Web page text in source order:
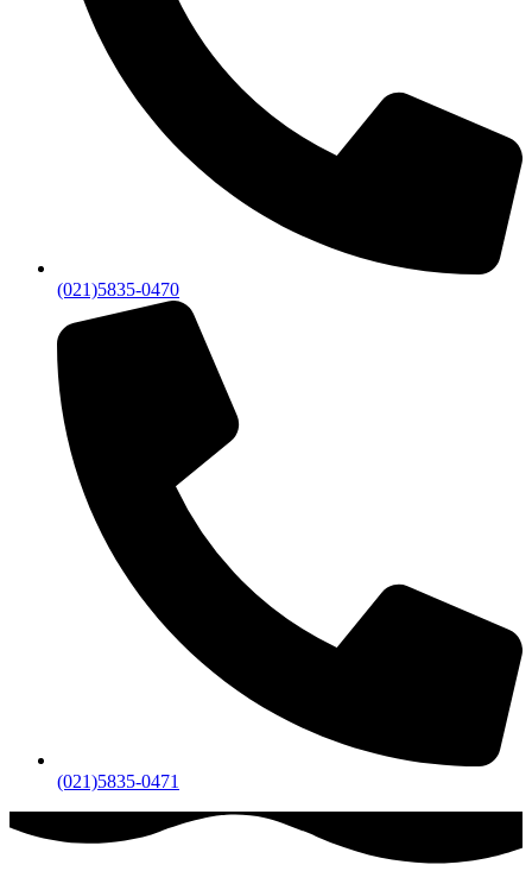
(021)5835-0470
(021)5835-0471